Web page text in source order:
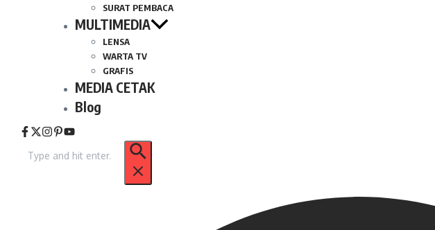
SURAT PEMBACA
MULTIMEDIA
LENSA
WARTA TV
GRAFIS
MEDIA CETAK
Blog
untuk: